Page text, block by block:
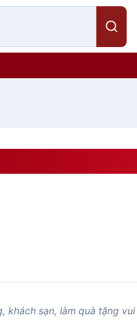
khách sạn, làm quà tặng